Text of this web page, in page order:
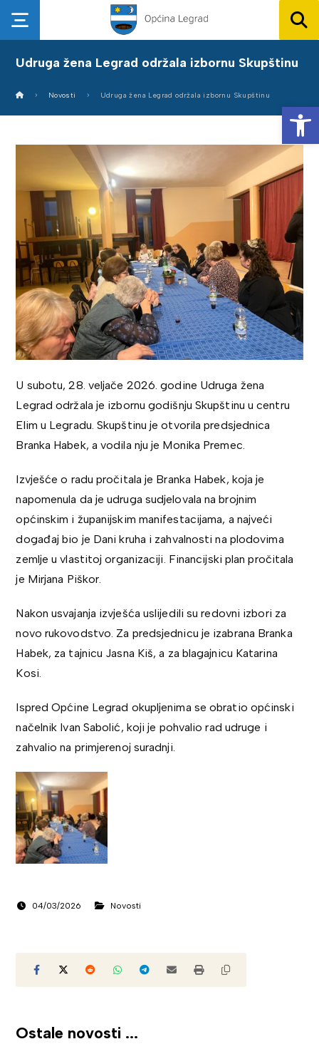
Udruga žena Legrad održala izbornu Skupštinu
Novosti Udruga žena Legrad održala izbornu Skupštinu
U subotu, 28. veljače 2026. godine Udruga žena
Legrad održala je izbornu godišnju Skupštinu u centru
Elim u Legradu. Skupštinu je otvorila predsjednica
Branka Habek, a vodila nju je Monika Premec.
Izvješće o radu pročitala je Branka Habek, koja je
napomenula da je udruga sudjelovala na brojnim
općinskim i županijskim manifestacijama, a najveći
događaj bio je Dani kruha i zahvalnosti na plodovima
zemlje u vlastitoj organizaciji. Financijski plan pročitala
je Mirjana Piškor.
Nakon usvajanja izvješća uslijedili su redovni izbori za
novo rukovodstvo. Za predsjednicu je izabrana Branka
Habek, za tajnicu Jasna Kiš, a za blagajnicu Katarina
Kosi.
Ispred Općine Legrad okupljenima se obratio općinski
načelnik Ivan Sabolić, koji je pohvalio rad udruge i
zahvalio na primjerenoj suradnji.
04/03/2026 Novosti
Ostale novosti ...